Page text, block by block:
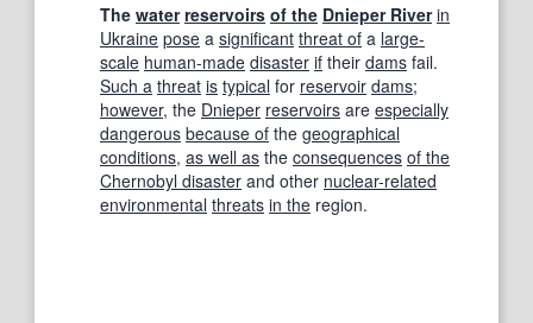
The water reservoirs of the Dnieper River in
Ukraine pose a significant threat of a large-
scale human-made disaster if their dams fail.
Such a threat is typical for reservoir dams;
however, the Dnieper reservoirs are especially
dangerous because of the geographical
conditions, as well as the consequences of the
Chernobyl disaster and other nuclear-related
environmental threats in the region.